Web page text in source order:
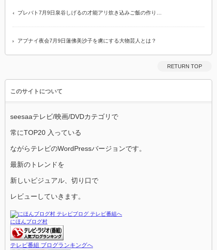
プレバト7月9日泉谷しげるの才能アリ炊き込みご飯の作り…
アブナイ夜会7月9日蓮佛美沙子を虜にする大物芸人とは？
RETURN TOP
このサイトについて
seesaaテレビ/映画/DVDカテゴリで
常にTOP20 入っている
ながらテレビのWordPressバージョンです。
最新のトレンドを
新しいビジュアル、切り口で
レビューしていきます。
にほんブログ村
テレビ番組 ブログランキングへ